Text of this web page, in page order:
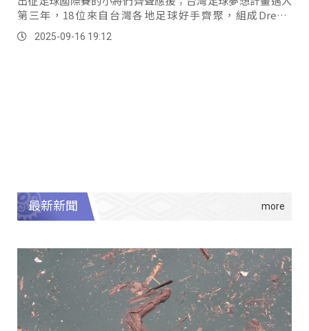
第三年，18位來自台灣各地足球好手齊聚，組成Dream
Taiwan遠征西班牙參與2025第29屆Arnedo...。
2025-09-16 19:12
最新新聞